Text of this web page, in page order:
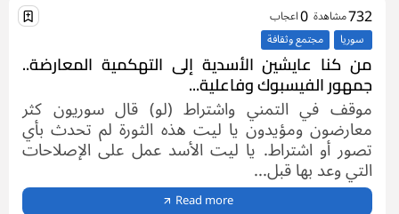
732مشاهدة 0اعجاب
سوريا
مجتمع وثقافة
من كنا عايشين الأسدية إلى التهكمية المعارضة..
جمهور الفيسبوك وفاعلية...
موقف في التمني واشتراط (لو) قال سوريون كثر
معارضون ومؤيدون يا ليت هذه الثورة لم تحدث بأي
تصور أو اشتراط. يا ليت الأسد عمل على الإصلاحات
التي وعد بها قبل...
Read more